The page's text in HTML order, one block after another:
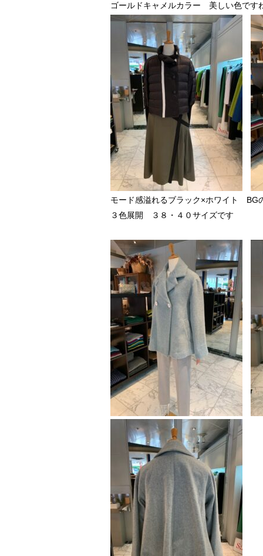
ゴールドキャメルカラー 美しい色です
モード感溢れるブラック×ホワイト BG
３色展開 ３８・４０サイズです